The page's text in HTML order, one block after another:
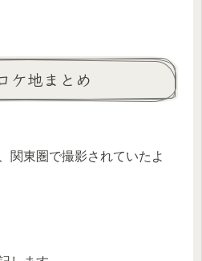
ケ地まとめ
関東圏で撮影されていたよ